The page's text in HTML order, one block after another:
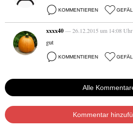
KOMMENTIEREN
xxxx40— 26.12.2015 um 14:08 Uhr
gut
KOMMENTIEREN
Alle
Kommentar